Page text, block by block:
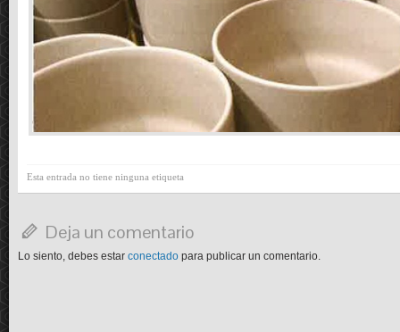
Esta entrada no tiene ninguna etiqueta
Deja un comentario
Lo siento, debes estar conectado para publicar un comentario.